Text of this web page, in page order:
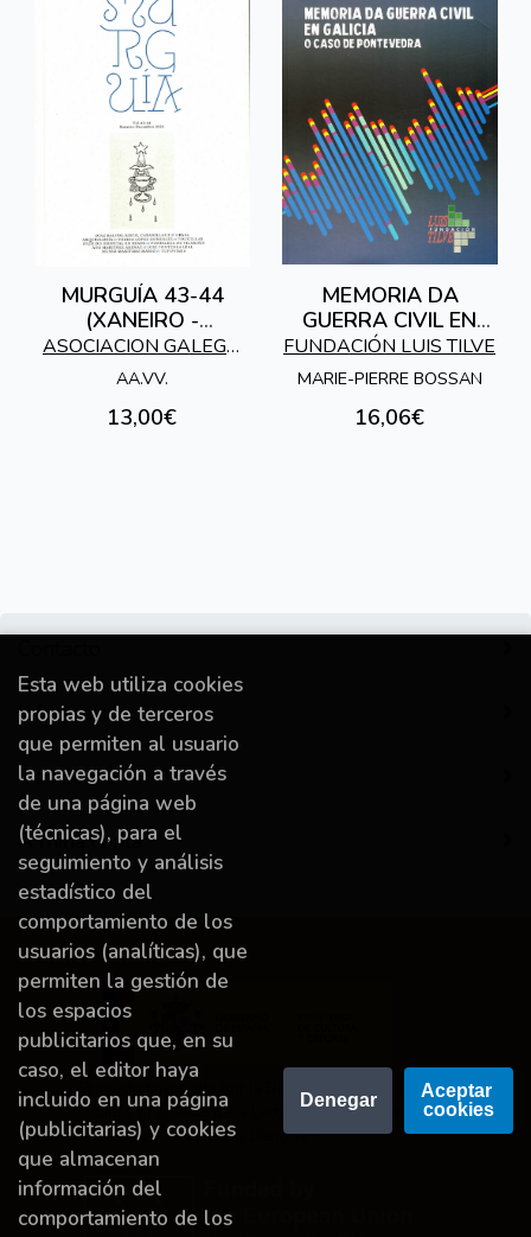
MURGUÍA 43-44
(XANEIRO -
DECEMBRO 2021)
ASOCIACION GALEGA
DE HISTORIADORES
AA.VV.
13,00€
MEMORIA DA
GUERRA CIVIL EN
GALICIA
FUNDACIÓN LUIS TILVE
MARIE-PIERRE BOSSAN
16,06€
Información
Destacado
A miña conta
Proyecto financiado por la Dirección General del
Libro y Fomento de la Lectura, Ministerio de
Cultura y Deporte.
Esta web utiliza cookies
propias y de terceros
que permiten al usuario
la navegación a través
de una página web
(técnicas), para el
seguimiento y análisis
estadístico del
comportamiento de los
usuarios (analíticas), que
permiten la gestión de
los espacios
publicitarios que, en su
caso, el editor haya
incluido en una página
(publicitarias) y cookies
que almacenan
información del
comportamiento de los
Denegar
Aceptar
cookies